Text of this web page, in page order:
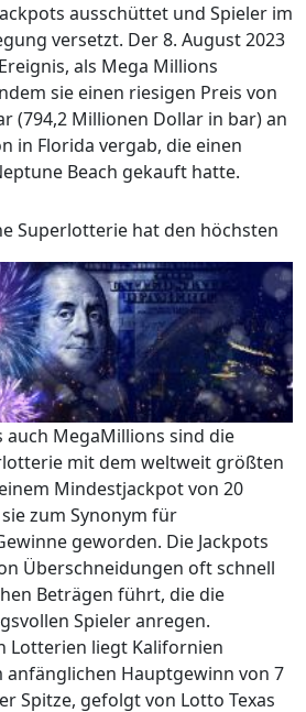
ausschüttet und Spieler im
versetzt. Der 8. August 2023
als Mega Millions
sie einen riesigen Preis von
(794,2 Millionen Dollar in bar) an
in Florida vergab, die einen
Beach gekauft hatte.
Superlotterie hat den höchsten
auch MegaMillions sind die
mit dem weltweit größten
Mindestjackpot von 20
zum Synonym für
geworden. Die Jackpots
Überschneidungen oft schnell
Beträgen führt, die die
Spieler anregen.
Lotterien liegt Kalifornien
Hauptgewinn von 7
Spitze, gefolgt von Lotto Texas